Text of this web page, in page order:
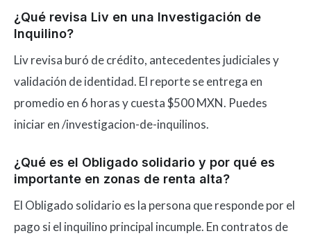
¿Qué revisa Liv en una Investigación de
Inquilino?
Liv revisa buró de crédito, antecedentes judiciales y
validación de identidad. El reporte se entrega en
promedio en 6 horas y cuesta $500 MXN. Puedes
iniciar en /investigacion-de-inquilinos.
¿Qué es el Obligado solidario y por qué es
importante en zonas de renta alta?
El Obligado solidario es la persona que responde por el
pago si el inquilino principal incumple. En contratos de